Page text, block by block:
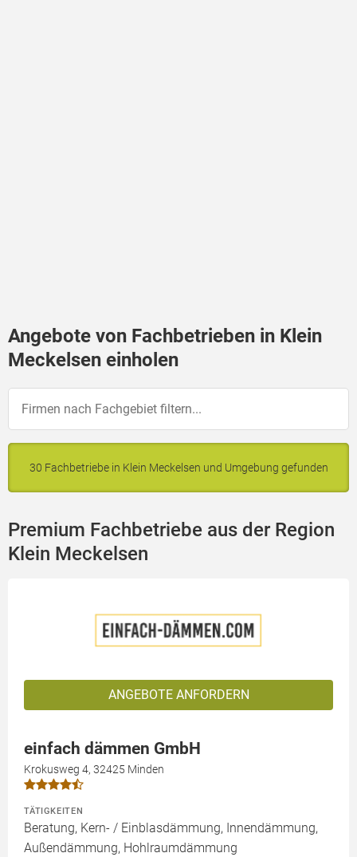
Angebote von Fachbetrieben in Klein
Meckelsen einholen
30 Fachbetriebe in Klein Meckelsen und Umgebung gefunden
Premium Fachbetriebe aus der Region
Klein Meckelsen
ANGEBOTE ANFORDERN
einfach dämmen GmbH
Krokusweg 4, 32425 Minden
TÄTIGKEITEN
Beratung, Kern- / Einblasdämmung, Innendämmung,
Außendämmung, Hohlraumdämmung